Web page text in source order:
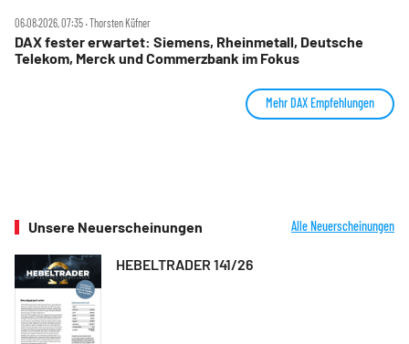
06.08.2026, 07:35 ‧ Thorsten Küfner
DAX fester erwartet: Siemens, Rheinmetall, Deutsche
Telekom, Merck und Commerzbank im Fokus
Mehr DAX Empfehlungen
Unsere Neuerscheinungen Alle Neuerscheinungen
HEBELTRADER 141/26